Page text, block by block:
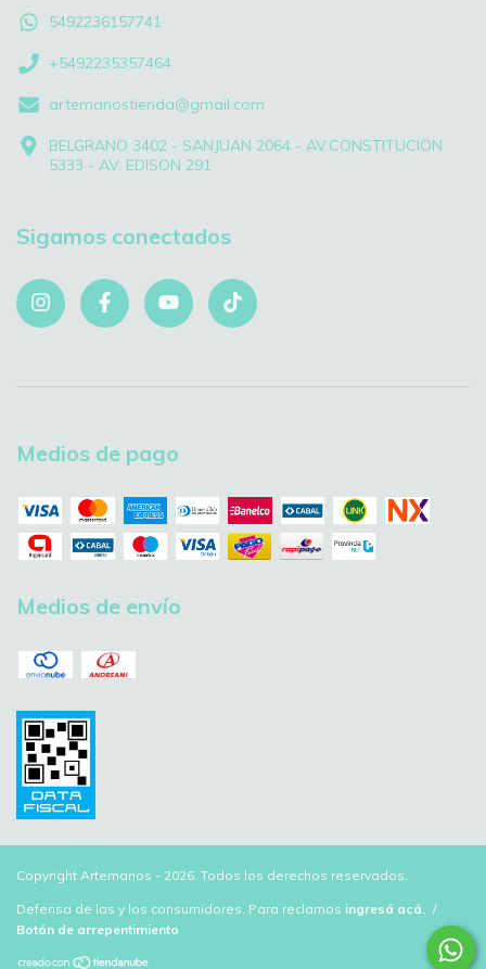
5492236157741
+5492235357464
artemanostienda@gmail.com
BELGRANO 3402 - SANJUAN 2064 - AV.CONSTITUCION
5333 - AV. EDISON 291
Sigamos conectados
Medios de pago
Medios de envío
Copyright Artemanos - 2026. Todos los derechos reservados.
Defensa de las y los consumidores. Para reclamos ingresá acá. /
Botón de arrepentimiento